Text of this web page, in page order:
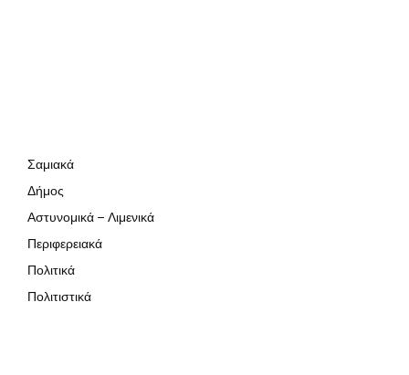
Σαμιακά
Δήμος
Αστυνομικά – Λιμενικά
Περιφερειακά
Πολιτικά
Πολιτιστικά